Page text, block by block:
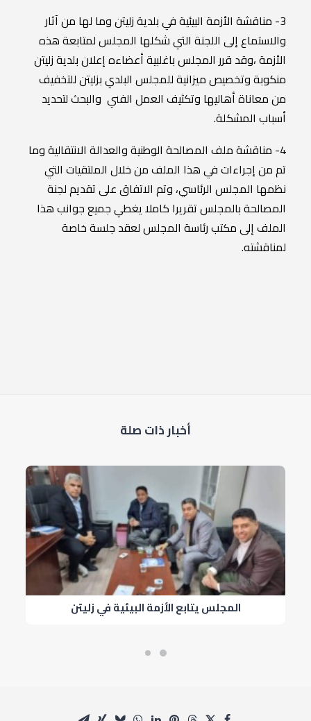
3- مناقشة الأزمة البيئية في بلدية زليتن وما لها من آثار
والاستماع إلى اللجنة التي شكلها المجلس لمتابعة هذه
الأزمة ،وقد قرر المجلس باغلبية أعضاءه إعلان بلدية زليتن
منكوبة وتخصيص ميزانية للمجلس البلدي بزليتن للتخفيف
من معاناة أهاليها وتكثيف العمل الفني والبحث لتحديد
أسباب المشكلة.
4- مناقشة ملف المصالحة الوطنية والعدالة الانتقالية وما
تم من إجراءات في هذا الملف من خلال الملتقيات التي
نظمها المجلس الرئاسي، وتم الاتفاق على تقديم لجنة
المصالحة بالمجلس تقريرا كاملا يغطي جميع جوانب هذا
الملف إلى مكتب رئاسة المجلس لعقد جلسة خاصة
لمناقشته.
أخبار ذات صلة
المجلس يتابع الأزمة البيئية في زليتن